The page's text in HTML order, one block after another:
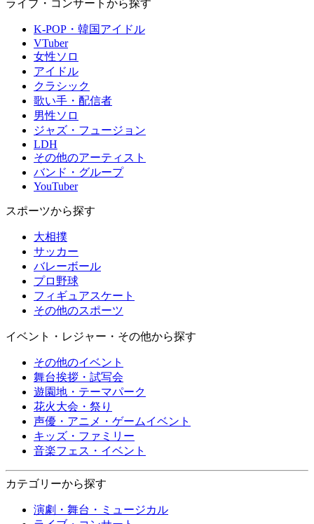
ライブ・コンサートから探す
K-POP・韓国アイドル
VTuber
女性ソロ
アイドル
クラシック
歌い手・配信者
男性ソロ
ジャズ・フュージョン
LDH
その他のアーティスト
バンド・グループ
YouTuber
スポーツから探す
大相撲
サッカー
バレーボール
プロ野球
フィギュアスケート
その他のスポーツ
イベント・レジャー・その他から探す
その他のイベント
舞台挨拶・試写会
遊園地・テーマパーク
花火大会・祭り
声優・アニメ・ゲームイベント
キッズ・ファミリー
音楽フェス・イベント
カテゴリーから探す
演劇・舞台・ミュージカル